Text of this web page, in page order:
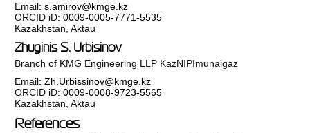
Email:s.amirov@kmge.kz
ORCID iD:0009-0005-7771-5535
Kazakhstan, Aktau
Zhuginis S. Urbisinov
Branch of KMG Engineering LLP KazNIPImunaigaz
Email:Zh.Urbissinov@kmge.kz
ORCID iD:0009-0008-9723-5565
Kazakhstan, Aktau
References